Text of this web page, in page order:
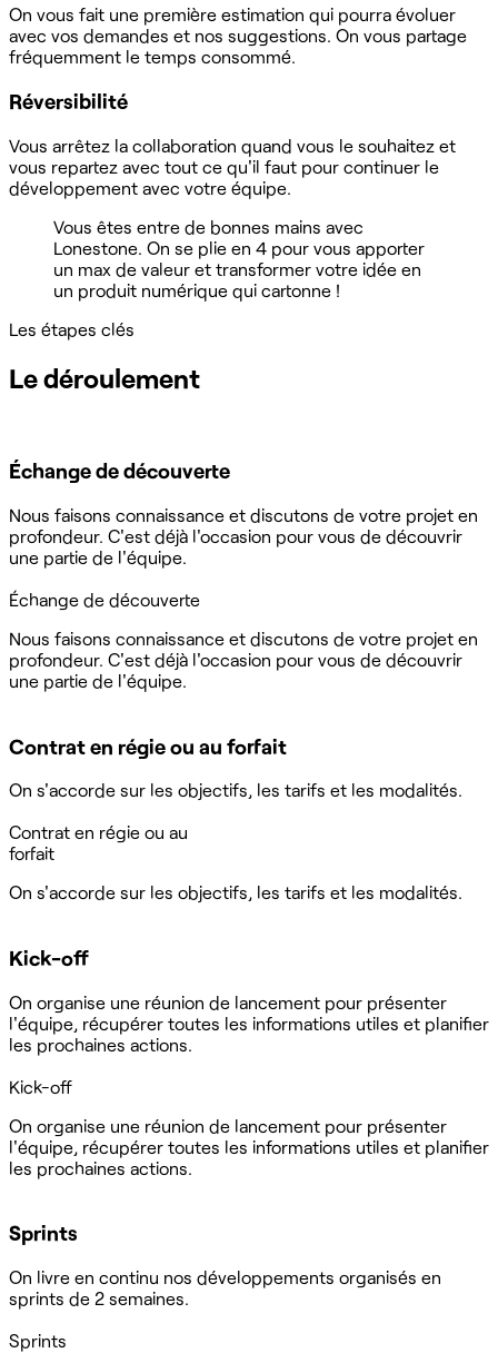
On vous fait une première estimation qui pourra évoluer
avec vos demandes et nos suggestions. On vous partage
fréquemment le temps consommé.
Réversibilité
Vous arrêtez la collaboration quand vous le souhaitez et
vous repartez avec tout ce qu'il faut pour continuer le
développement avec votre équipe.
Vous êtes entre de bonnes mains avec
Lonestone. On se plie en 4 pour vous apporter
un max de valeur et transformer votre idée en
un produit numérique qui cartonne !
Les étapes clés
Le déroulement
Échange de découverte
Nous faisons connaissance et discutons de votre projet en
profondeur. C'est déjà l'occasion pour vous de découvrir
une partie de l'équipe.
Échange de découverte
Nous faisons connaissance et discutons de votre projet en
profondeur. C'est déjà l'occasion pour vous de découvrir
une partie de l'équipe.
Contrat en régie ou au forfait
On s'accorde sur les objectifs, les tarifs et les modalités.
Contrat en régie ou au
forfait
On s'accorde sur les objectifs, les tarifs et les modalités.
Kick-off
On organise une réunion de lancement pour présenter
l'équipe, récupérer toutes les informations utiles et planifier
les prochaines actions.
Kick-off
On organise une réunion de lancement pour présenter
l'équipe, récupérer toutes les informations utiles et planifier
les prochaines actions.
Sprints
On livre en continu nos développements organisés en
sprints de 2 semaines.
Sprints